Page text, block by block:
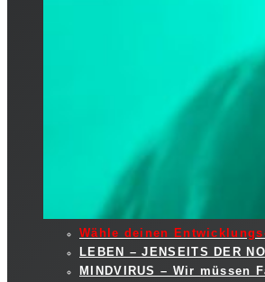
Wähle deinen
LEBEN – JENSEITS DER
MINDVIRUS – Wir müssen